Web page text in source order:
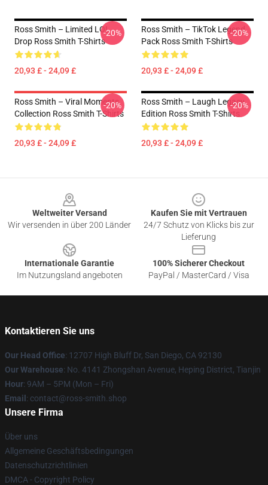
Ross Smith – Limited LOL
Drop Ross Smith T-Shirts
20,93 £ - 24,09 £
-20%
Ross Smith – TikTok Legend
Pack Ross Smith T-Shirts
20,93 £ - 24,09 £
-20%
Ross Smith – Viral Moments
Collection Ross Smith T-Shirts
20,93 £ - 24,09 £
-20%
Ross Smith – Laugh Legacy
Edition Ross Smith T-Shirts
20,93 £ - 24,09 £
-20%
Weltweiter Versand
Wir versenden in über 200 Länder
Kaufen Sie mit Vertrauen
24/7 Schutz von Klicks bis zur
Lieferung
Internationale Garantie
Im Nutzungsland angeboten
100% Sicherer Checkout
PayPal / MasterCard / Visa
Kontaktieren Sie uns
Our Head Office: 12707 High Bluff Dr, San Diego, CA 92130
Our Warehouse: No. 4141 Zhongshan Avenue, Heping District, Tianjin
Hour: 9AM – 5PM (Mon – Fri)
Email : contact@ross-smith.shop
Unsere Firma
Über uns
Allgemeine Geschäftsbedingungen
Datenschutzrichtlinien
DMCA - Copyright Policy